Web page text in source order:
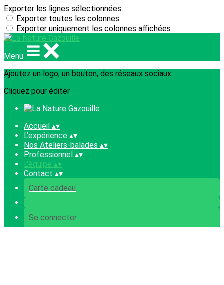
Exporter les lignes sélectionnées
Exporter toutes les colonnes
Exporter uniquement les colonnes affichées
Menu
Ajoutez un logo, un bouton, des réseaux sociaux
Cliquez pour éditer
Accueil ▴▾
L'expérience ▴▾
Nos Ateliers-balades ▴▾
Professionnel ▴▾
L'équipe ▴▾
Contact ▴▾
Carte cadeau
Se connecter